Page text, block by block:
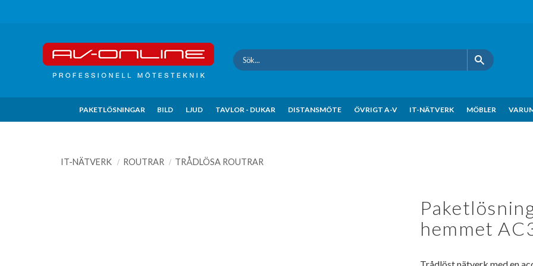
PAKETLÖSNINGAR BILD LJUD TAVLOR - DUKAR DISTANSMÖTE ÖVRIGT A-V IT-NÄTVERK MÖBLER
IT-NÄTVERK ROUTRAR TRÅDLÖSA ROUTRAR
hemmet